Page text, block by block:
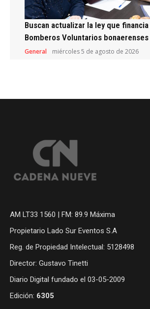
Buscan actualizar la ley que
Bomberos Voluntarios bonaerenses
General miércoles 5 de agosto de 2026
AM LT33 1560 | FM: 89.9 Máxima
Propietario Lado Sur Eventos S.A
Reg. de Propiedad Intelectual: 5128498
Director: Gustavo Tinetti
Diario Digital fundado el 03-05-2009
Edición: 6305